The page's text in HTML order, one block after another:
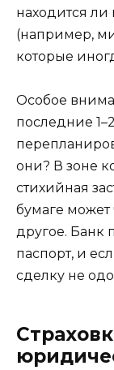
находится ли
(например,
которые
Особое
последние
они? В зоне
стихийная
бумаге может
другое. Банк
паспорт, и
сделку не